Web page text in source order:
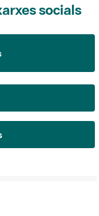
socials